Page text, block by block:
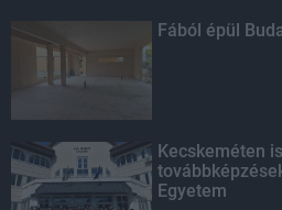
Fából épül
Kecskeméten
Egyetem